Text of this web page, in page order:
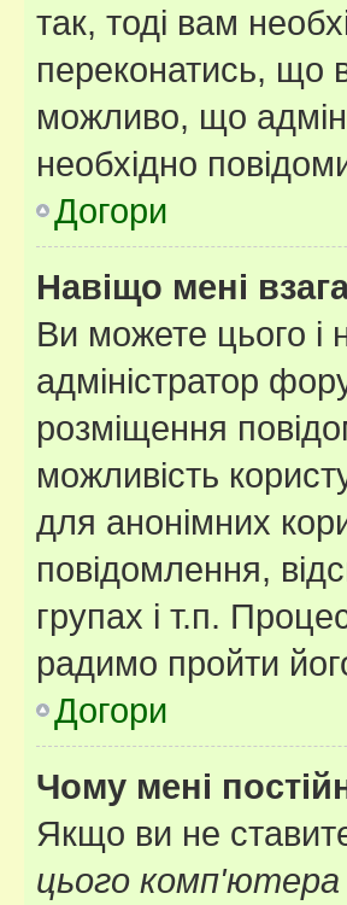
так, тоді вам
переконатись, що
можливо, що
необхідно
Догори
Навіщо мені
Ви можете цього і
адміністратор
розміщення
можливість
для анонімних
повідомлення,
групах і т.п.
радимо пройти
Догори
Чому мені
Якщо ви не
цього комп'ютера